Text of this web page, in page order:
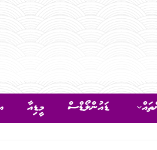
ޑައުންލޯޑްސް މީޑިއާ